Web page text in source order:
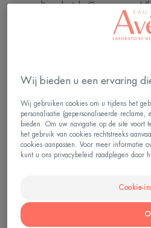
gevoelige huid. Couvrance
sable maakt op, egaliseert
perfect natuurlijke, egale en
wijze lichte tot matige
fotocorrigerende
SPF 20 UV-bescherming
foto-geïnduceerde
Water- en zweetbestendig.
HET WOORD VAN
Wij bieden u een ervaring
Wij gebruiken cookies om u tijdens het
personalisatie (gepersonaliseerde
bieden. Om uw navigatie op de site voort
het gebruik van cookies rechtstreeks
cookies aanpassen. Voor meer informatie
kunt u ons privacybeleid raadplegen door
Cookie-